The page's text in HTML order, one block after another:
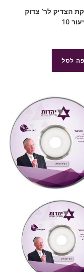
צדקת הצדיק לר’ צדוק
10
לסל